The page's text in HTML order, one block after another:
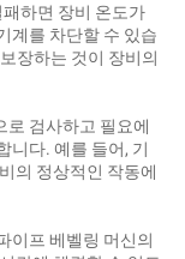
하면 장비 온도가
계를 차단할 수 있습
장하는 것이 장비의
로 검사하고 필요에
니다. 예를 들어, 기
의 정상적인 작동에
이프 베벨링 머신의